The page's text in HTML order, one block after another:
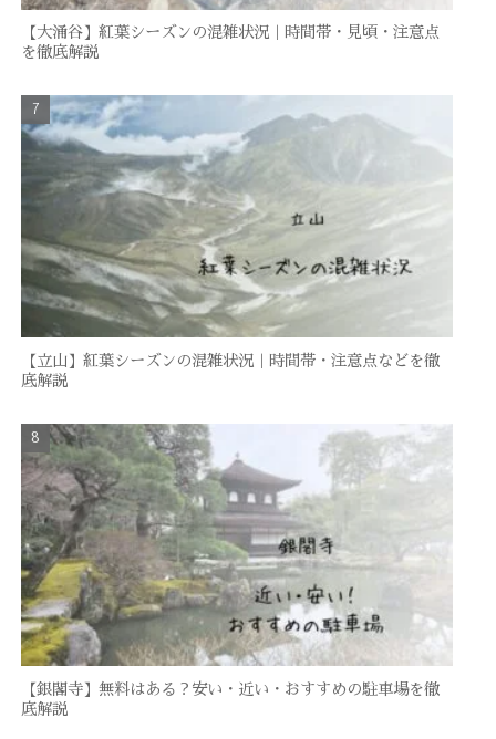
【大涌谷】紅葉シーズンの混雑状況｜時間帯・見頃・注意点
を徹底解説
【立山】紅葉シーズンの混雑状況｜時間帯・注意点などを徹
底解説
【銀閣寺】無料はある？安い・近い・おすすめの駐車場を徹
底解説